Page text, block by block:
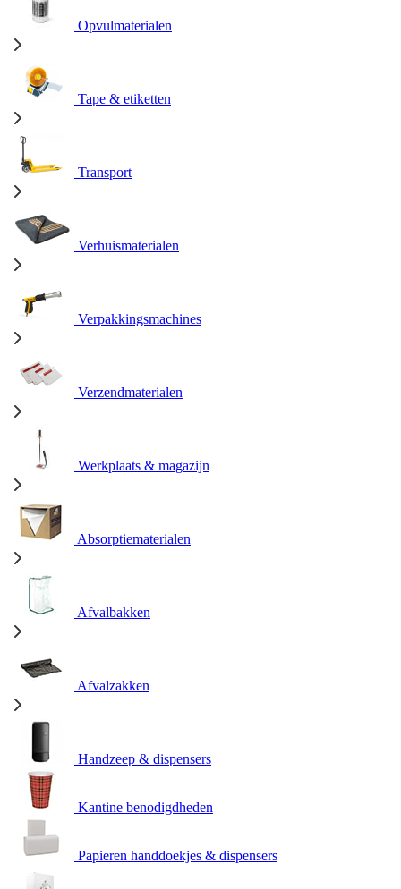
Opvulmaterialen
Tape & etiketten
Transport
Verhuismaterialen
Verpakkingsmachines
Verzendmaterialen
Werkplaats & magazijn
Absorptiematerialen
Afvalbakken
Afvalzakken
Handzeep & dispensers
Kantine benodigdheden
Papieren handdoekjes & dispensers